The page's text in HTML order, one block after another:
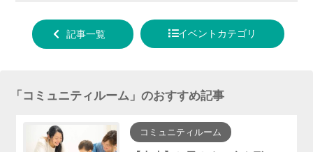
する る
記事一覧 イベントカテゴリ
「コミュニティルーム 」のおすすめ記事
コミュニティルーム